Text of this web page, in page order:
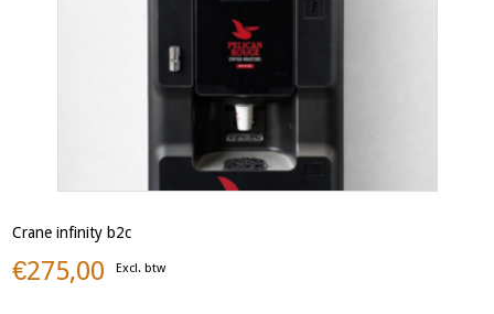
Crane infinity b2c
€275,00 Excl. btw